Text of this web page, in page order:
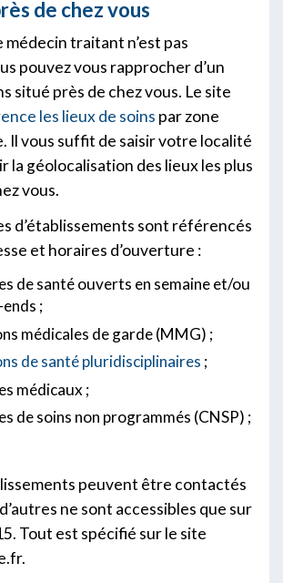
de chez vous
traitant n’est pas
pouvez vous rapprocher d’un
situé près de chez vous. Le site
les lieux de soins par zone
Il vous suffit de saisir votre localité
la géolocalisation des lieux les plus
vous.
d’établissements sont référencés
et horaires d’ouverture :
de santé ouverts en semaine et/ou
;
médicales de garde (MMG) ;
de santé pluridisciplinaires ;
médicaux ;
de soins non programmés (CNSP) ;
peuvent être contactés
ne sont accessibles que sur
Tout est spécifié sur le site